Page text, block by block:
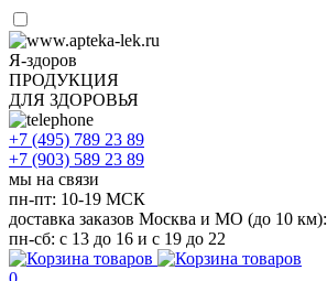
Я-здоров
ПРОДУКЦИЯ
ДЛЯ ЗДОРОВЬЯ
+7 (495) 789 23 89
+7 (903) 589 23 89
мы на связи
пн-пт: 10-19 МСК
доставка заказов Москва и МО (до 10 км):
пн-сб: с 13 до 16 и с 19 до 22